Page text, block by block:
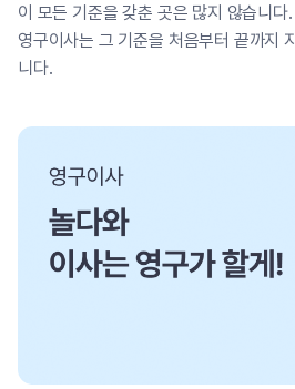
이 모든 기준을 갖춘 곳은 많지 않습니다.
영구이사는 그 기준을 처음부터 끝까지
니다.